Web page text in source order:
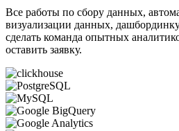
Все работы по сбору данных,
визуализации данных,
сделать команда опытных
оставить заявку.